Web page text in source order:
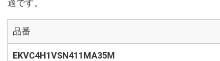
適です。
品番
EKVC4H1VSN411MA35M